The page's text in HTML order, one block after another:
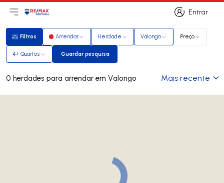
Entrar
Entrar
Abri menu principal
LogoIr para página inicial
Filtros
Filtros Arrendar Herdade Valongo Preço
4+ Quartos Guardar pesquisa
Guardar pesquisa
0 herdades para arrendar em Valongo Mais recente